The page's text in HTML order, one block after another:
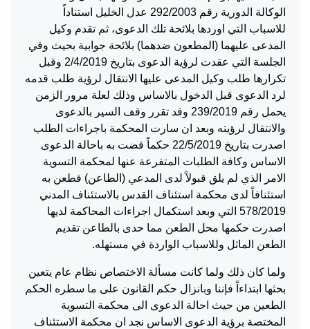
الوكالة الدورية رقم 292/2003 عدل الخليل استناداً
للاسباب التي اوردها بلائحة تلك الدعوى، ثم تقدم وكيل
المدعى عليهما (المطعون ضدهما) بلائحة جوابية بحيث وفي
الجلسة التي عقدت لرؤية الدعوى بتاريخ 2/4/2019 وقبل
تكرارها طلب وكيل المدعى عليها الانتقال لرؤية طلب قدمه
لرد الدعوى قبل الدخول بالاساس وذلك لعلة مرور الزمن
يحمل رقم 239/2019 وقد تقرر وقف السير بالدعوى
والانتقال لرؤيته وبعد ان سارت المحكمة باجراءات الطلب
اصدرت بتاريخ 22/5/2019 حكماً قضت به باحالة الدعوى
الاساس وكافة الطلبات المتفرعة عنها لمحكمة التسوية
الامر الذي لم يلق قبولاً لدى المدعي (الطاعن) فطعن به
استئنافاً لدى محكمة استئناف القدس بالاستئناف المدني
578/2019 التي وبعد استكمال اجراءات المحاكمة لديها
اصدرت حكمها محل الطعن مما حدى بالطاعن تقديم
الطعن الماثل وللاسباب الواردة في مستهله.
ولما كان ذلك ولما كانت مسألة الاختصاص نظام عام يتعين
بحثها ابتداءاً فإننا وبانزال حكم القانون على ما سطره الحكم
الطعين من حيث احالة الدعوى الى محكمة التسوية
المختصة برؤية الدعوى الاساس نجد ان محكمة الاستئناف